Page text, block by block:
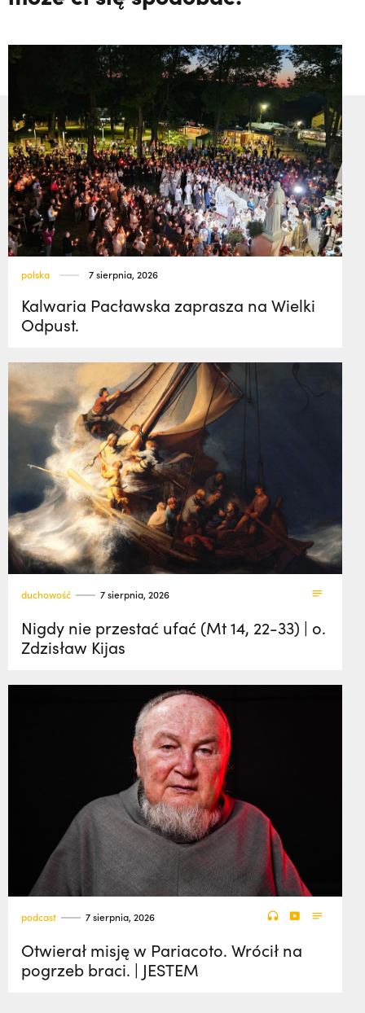
polska 7 sierpnia, 2026
Kalwaria Pacławska zaprasza na Wielki
Odpust.
duchowość 7 sierpnia, 2026
Nigdy nie przestać ufać (Mt 14, 22-33) | o.
Zdzisław Kijas
podcast 7 sierpnia, 2026
Otwierał misję w Pariacoto. Wrócił na
pogrzeb braci. | JESTEM